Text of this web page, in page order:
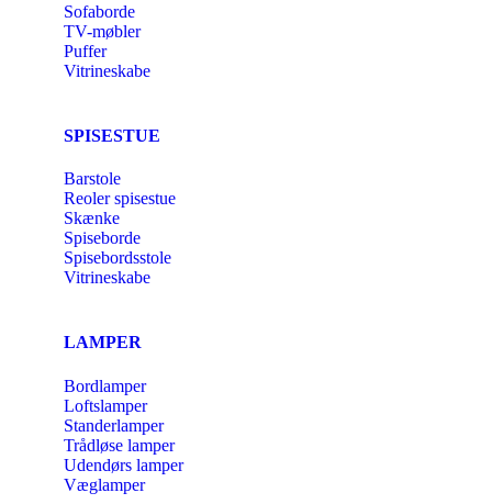
Sofaborde
TV-møbler
Puffer
Vitrineskabe
SPISESTUE
Barstole
Reoler spisestue
Skænke
Spiseborde
Spisebordsstole
Vitrineskabe
LAMPER
Bordlamper
Loftslamper
Standerlamper
Trådløse lamper
Udendørs lamper
Væglamper